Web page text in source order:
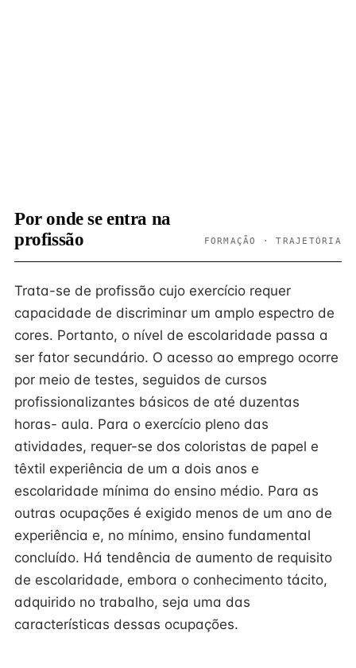
Por onde se entra na
profissão
FORMAÇÃO · TRAJETÓRIA
Trata-se de profissão cujo exercício requer
capacidade de discriminar um amplo espectro de
cores. Portanto, o nível de escolaridade passa a
ser fator secundário. O acesso ao emprego ocorre
por meio de testes, seguidos de cursos
profissionalizantes básicos de até duzentas
horas- aula. Para o exercício pleno das
atividades, requer-se dos coloristas de papel e
têxtil experiência de um a dois anos e
escolaridade mínima do ensino médio. Para as
outras ocupações é exigido menos de um ano de
experiência e, no mínimo, ensino fundamental
concluído. Há tendência de aumento de requisito
de escolaridade, embora o conhecimento tácito,
adquirido no trabalho, seja uma das
características dessas ocupações.